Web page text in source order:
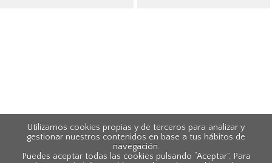
Utilizamos cookies propias y de terceros para analizar y
gestionar nuestros contenidos en base a tus hábitos de
navegación.
Puedes aceptar todas las cookies pulsando “Aceptar”. Para